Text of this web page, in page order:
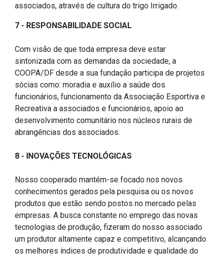
associados, através de cultura do trigo Irrigado.
7 - RESPONSABILIDADE SOCIAL
Com visão de que toda empresa deve estar
sintonizada com as demandas da sociedade, a
COOPA/DF desde a sua fundação participa de projetos
sócias como: moradia e auxílio a saúde dos
funcionários, funcionamento da Associação Esportiva e
Recreativa a associados e funcionários, apoio ao
desenvolvimento comunitário nos núcleos rurais de
abrangências dos associados.
8 - INOVAÇÕES TECNOLÓGICAS
Nosso cooperado mantém-se focado nos novos
conhecimentos gerados pela pesquisa ou os novos
produtos que estão sendo postos no mercado pelas
empresas. A busca constante no emprego das novas
tecnologias de produção, fizeram do nosso associado
um produtor altamente capaz e competitivo, alcançando
os melhores índices de produtividade e qualidade do